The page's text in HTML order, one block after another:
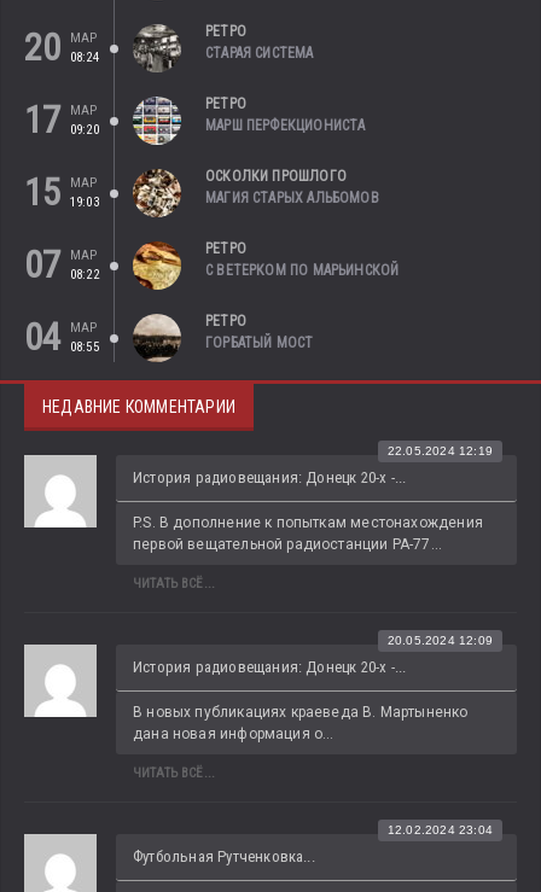
20
МАР
08:24
РЕТРО
СТАРАЯ СИСТЕМА
17
МАР
09:20
РЕТРО
МАРШ ПЕРФЕКЦИОНИСТА
15
МАР
19:03
ОСКОЛКИ ПРОШЛОГО
МАГИЯ СТАРЫХ АЛЬБОМОВ
07
МАР
08:22
РЕТРО
С ВЕТЕРКОМ ПО МАРЬИНСКОЙ
04
МАР
08:55
РЕТРО
ГОРБАТЫЙ МОСТ
НЕДАВНИЕ КОММЕНТАРИИ
История радиовещания: Донецк 20-х -...
22.05.2024 12:19
P.S. В дополнение к попыткам местонахождения
первой вещательной радиостанции РА-77...
ЧИТАТЬ ВСЁ...
История радиовещания: Донецк 20-х -...
20.05.2024 12:09
В новых публикациях краеведа В. Мартыненко
дана новая информация о...
ЧИТАТЬ ВСЁ...
Футбольная Рутченковка...
12.02.2024 23:04